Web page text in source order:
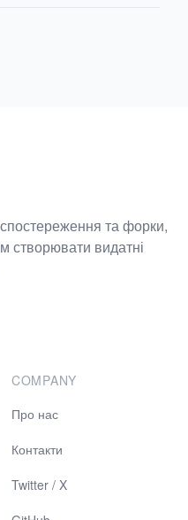
та форки,
створювати видатні
COMPANY
Про нас
Контакти
Twitter / X